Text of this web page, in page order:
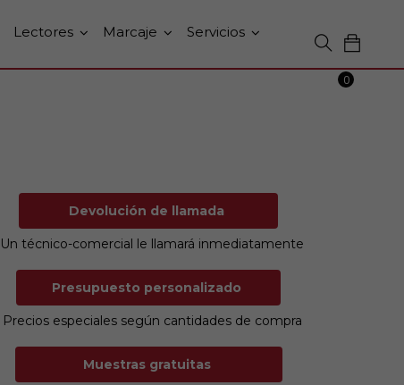
Lectores Marcaje Servicios
0
Devolución de llamada
Un técnico-comercial le llamará inmediatamente
Presupuesto personalizado
Precios especiales según cantidades de compra
Muestras gratuitas